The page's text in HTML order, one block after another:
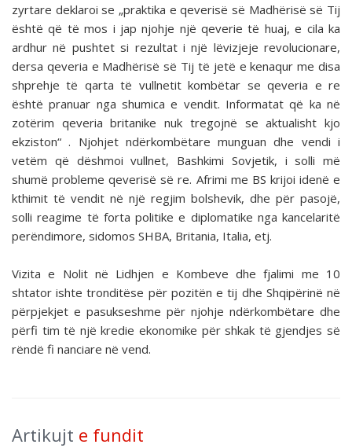
zyrtare deklaroi se „praktika e qeverisë së Madhërisë së Tij
është që të mos i jap njohje një qeverie të huaj, e cila ka
ardhur në pushtet si rezultat i një lëvizjeje revolucionare,
dersa qeveria e Madhërisë së Tij të jetë e kenaqur me disa
shprehje të qarta të vullnetit kombëtar se qeveria e re
është pranuar nga shumica e vendit. Informatat që ka në
zotërim qeveria britanike nuk tregojnë se aktualisht kjo
ekziston“ . Njohjet ndërkombëtare munguan dhe vendi i
vetëm që dëshmoi vullnet, Bashkimi Sovjetik, i solli më
shumë probleme qeverisë së re. Afrimi me BS krijoi idenë e
kthimit të vendit në një regjim bolshevik, dhe për pasojë,
solli reagime të forta politike e diplomatike nga kancelaritë
perëndimore, sidomos SHBA, Britania, Italia, etj.
Vizita e Nolit në Lidhjen e Kombeve dhe fjalimi me 10
shtator ishte tronditëse për pozitën e tij dhe Shqipërinë në
përpjekjet e pasukseshme për njohje ndërkombëtare dhe
përfi tim të një kredie ekonomike për shkak të gjendjes së
rëndë fi nanciare në vend.
Artikujt e fundit